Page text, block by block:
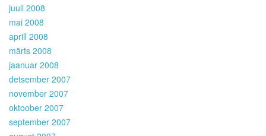
juuli 2008
mai 2008
aprill 2008
märts 2008
jaanuar 2008
detsember 2007
november 2007
oktoober 2007
september 2007